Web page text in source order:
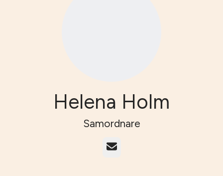
Helena Holm
Samordnare
E-post